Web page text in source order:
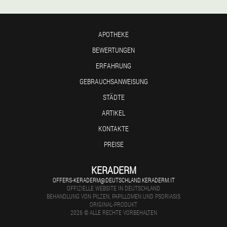
APOTHEKE
BEWERTUNGEN
ERFAHRUNG
GEBRAUCHSANWEISUNG
STÄDTE
ARTIKEL
KONTAKTE
PREISE
KERADERM
OFFERS-KERADERM@DEUTSCHLAND.KERADERM.IT
OFFIZIELLE WEBSITE IN DEUTSCHLAND
BEHANDLUNG VON PILZEN, PAPILLOMEN UND PSORIASIS
ORIGINAL-PRODUKT
2026 © ALLE RECHTE VORBEHALTEN